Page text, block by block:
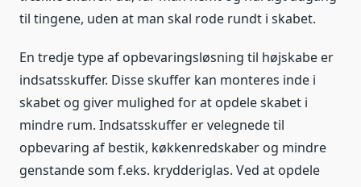
til tingene, uden at man skal rode rundt i skabet.
En tredje type af opbevaringsløsning til højskabe er
indsatsskuffer. Disse skuffer kan monteres inde i
skabet og giver mulighed for at opdele skabet i
mindre rum. Indsatsskuffer er velegnede til
opbevaring af bestik, køkkenredskaber og mindre
genstande som f.eks. krydderiglas. Ved at opdele